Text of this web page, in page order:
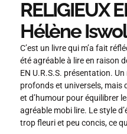
RELIGIEUX
Hélène
C’est un livre qui m’a fait
été agréable à lire en raison
EN U.R.S.S. présentation.
profonds et universels, mais
et d’humour pour équilibrer
agréable mobi lire. Le style
trop fleuri et peu concis, ce